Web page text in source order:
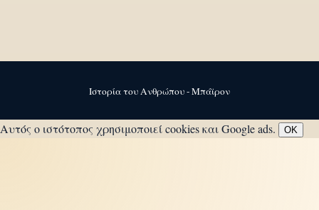
Ιστορία του Ανθρώπου - Μπάϊρον
Αυτός ο ιστότοπος χρησιμοποιεί cookies και Google ads. OK